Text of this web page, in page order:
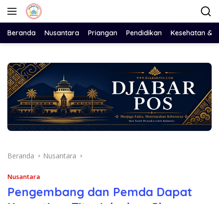
Langsung
Beranda Nusantara Priangan Pendidikan Kesehatan &
Beranda Nusantara
Nusantara
Pengembang dan Pemda Dapat